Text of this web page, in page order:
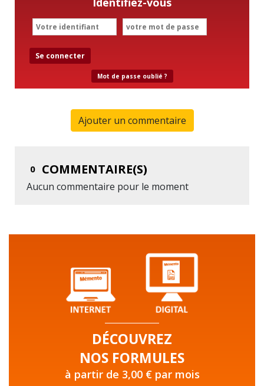
Se connecter
Mot de passe oublié ?
Ajouter un commentaire
0 COMMENTAIRE(S)
Aucun commentaire pour le moment
DÉCOUVREZ
NOS FORMULES
à partir de 3,00 € par mois